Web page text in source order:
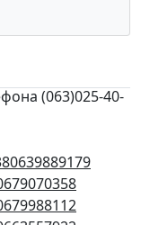
(063)025-40-